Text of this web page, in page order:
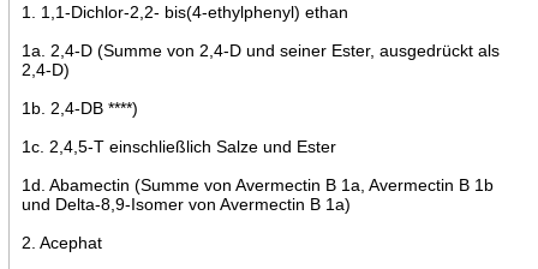
1. 1,1-Dichlor-2,2- bis(4-ethylphenyl) ethan
1a. 2,4-D (Summe von 2,4-D und seiner Ester, ausgedrückt als
2,4-D)
1b. 2,4-DB ****)
1c. 2,4,5-T einschließlich Salze und Ester
1d. Abamectin (Summe von Avermectin B 1a, Avermectin B 1b
und Delta-8,9-Isomer von Avermectin B 1a)
2. Acephat